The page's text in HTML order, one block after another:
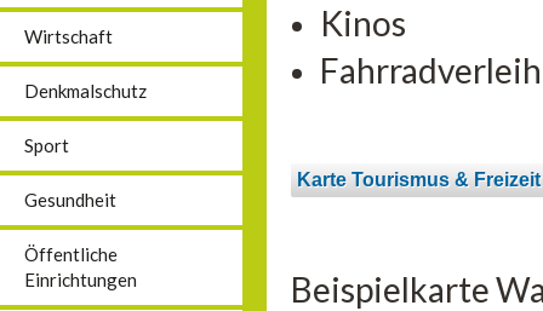
Wirtschaft
Denkmalschutz
Sport
Gesundheit
Öffentliche
Einrichtungen
Kinos
Karte Tourismus & Freizeit
Beispielkarte